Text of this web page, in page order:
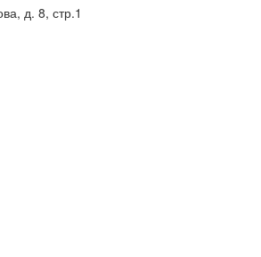
д. 8, стр.1